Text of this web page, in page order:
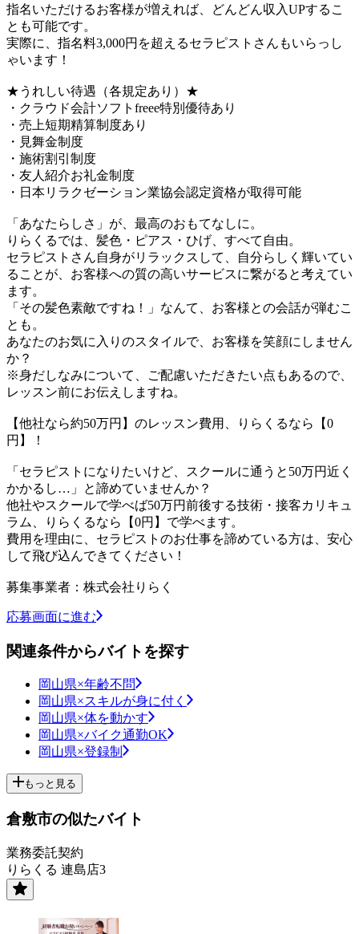
指名いただけるお客様が増えれば、どんどん収入UPするこ
とも可能です。
実際に、指名料3,000円を超えるセラピストさんもいらっし
ゃいます！
★うれしい待遇（各規定あり）★
・クラウド会計ソフトfreee特別優待あり
・売上短期精算制度あり
・見舞金制度
・施術割引制度
・友人紹介お礼金制度
・日本リラクゼーション業協会認定資格が取得可能
「あなたらしさ」が、最高のおもてなしに。
りらくるでは、髪色・ピアス・ひげ、すべて自由。
セラピストさん自身がリラックスして、自分らしく輝いてい
ることが、お客様への質の高いサービスに繋がると考えてい
ます。
「その髪色素敵ですね！」なんて、お客様との会話が弾むこ
とも。
あなたのお気に入りのスタイルで、お客様を笑顔にしません
か？
※身だしなみについて、ご配慮いただきたい点もあるので、
レッスン前にお伝えしますね。
【他社なら約50万円】のレッスン費用、りらくるなら【0
円】！
「セラピストになりたいけど、スクールに通うと50万円近く
かかるし…」と諦めていませんか？
他社やスクールで学べば50万円前後する技術・接客カリキュ
ラム、りらくるなら【0円】で学べます。
費用を理由に、セラピストのお仕事を諦めている方は、安心
して飛び込んできてください！
募集事業者：株式会社りらく
応募画面に進む
関連条件からバイトを探す
岡山県×年齢不問
岡山県×スキルが身に付く
岡山県×体を動かす
岡山県×バイク通勤OK
岡山県×登録制
もっと見る
倉敷市の似たバイト
業務委託契約
りらくる 連島店3